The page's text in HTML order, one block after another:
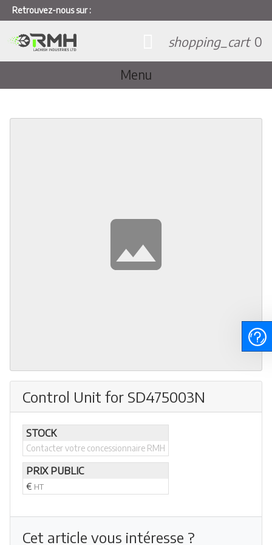
Retrouvez-nous sur :
Menu
shopping_cart 0
Control Unit for SD475003N
STOCK
Contacter votre concessionnaire RMH
PRIX PUBLIC
€ HT
Cet article vous intéresse ?